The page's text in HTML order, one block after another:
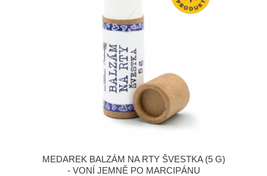
MEDAREK BALZÁM NA RTY ŠVESTKA (5 G)
- VONÍ JEMNĚ PO MARCIPÁNU